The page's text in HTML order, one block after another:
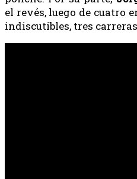
el revés, luego de cuatro
indiscutibles, tres